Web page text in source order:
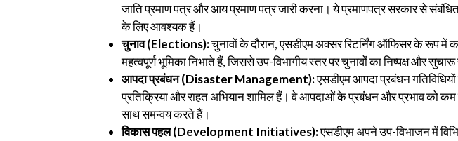
जाति प्रमाण पत्र और आय प्रमाण पत्र जारी करना। ये प्रमाणपत्र सरकार से
के लिए आवश्यक हैं।
चुनाव (Elections):चुनावों के दौरान, एसडीएम अक्सर रिटर्निंग ऑफिसर के रूप में
महत्वपूर्ण भूमिका निभाते हैं, जिससे उप-विभागीय स्तर पर चुनावों का निष्पक्ष और
आपदा प्रबंधन (Disaster Management):एसडीएम आपदा प्रबंधन
प्रतिक्रिया और राहत अभियान शामिल हैं। वे आपदाओं के प्रबंधन और प्रभाव को
साथ समन्वय करते हैं।
विकास पहल (Development Initiatives):एसडीएम अपने उप-विभाजन में